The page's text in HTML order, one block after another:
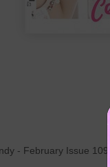
- February Issue 109